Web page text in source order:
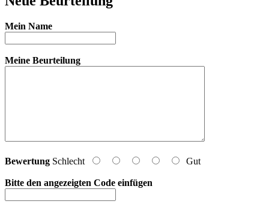
Mein Name
Meine Beurteilung
Bewertung Schlecht Gut
Bitte den angezeigten Code einfügen